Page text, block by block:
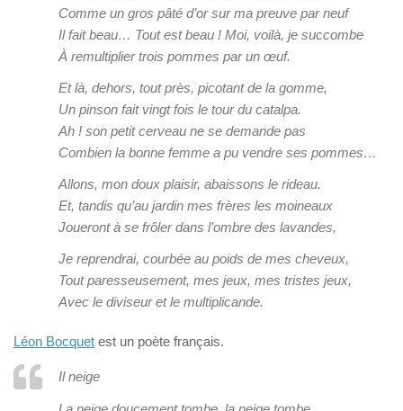
Comme un gros pâté d’or sur ma preuve par neuf
Il fait beau… Tout est beau ! Moi, voilà, je succombe
À remultiplier trois pommes par un œuf.
Et là, dehors, tout près, picotant de la gomme,
Un pinson fait vingt fois le tour du catalpa.
Ah ! son petit cerveau ne se demande pas
Combien la bonne femme a pu vendre ses pommes…
Allons, mon doux plaisir, abaissons le rideau.
Et, tandis qu’au jardin mes frères les moineaux
Joueront à se frôler dans l’ombre des lavandes,
Je reprendrai, courbée au poids de mes cheveux,
Tout paresseusement, mes jeux, mes tristes jeux,
Avec le diviseur et le multiplicande.
Léon Bocquet est un poète français.
Il neige